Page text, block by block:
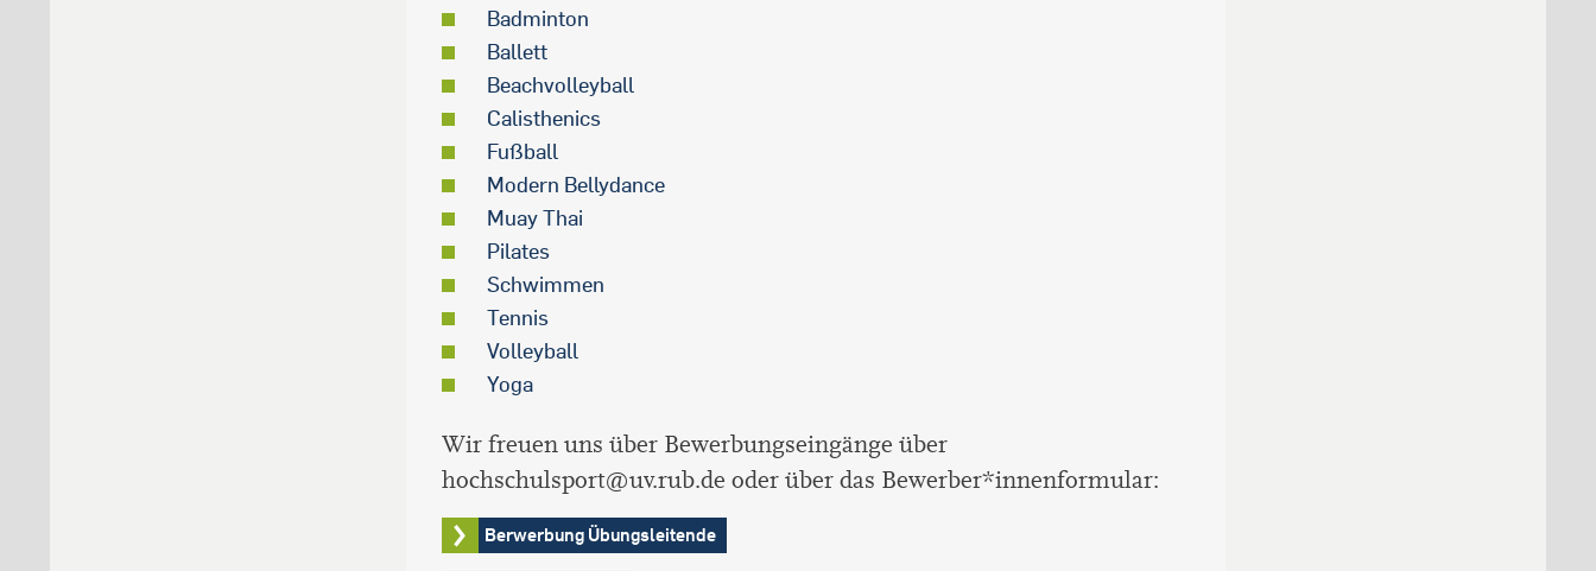
Badminton
Ballett
Beachvolleyball
Calisthenics
Fußball
Modern Bellydance
Muay Thai
Pilates
Schwimmen
Tennis
Volleyball
Yoga
Wir freuen uns über Bewerbungseingänge über
hochschulsport@uv.rub.de oder über das Bewerber*innenformular:
Berwerbung Übungsleitende